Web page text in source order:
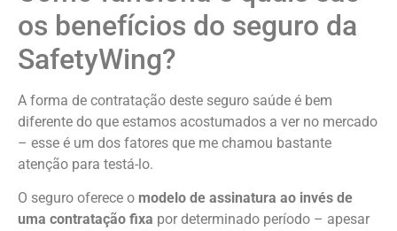
os benefícios do seguro da
SafetyWing?
A forma de contratação deste seguro saúde é bem
diferente do que estamos acostumados a ver no mercado
– esse é um dos fatores que me chamou bastante
atenção para testá-lo.
O seguro oferece o modelo de assinatura ao invés de
uma contratação fixa por determinado período – apesar